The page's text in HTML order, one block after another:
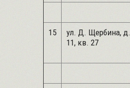
15
ул. Д. Щербина, д.
11, кв. 27